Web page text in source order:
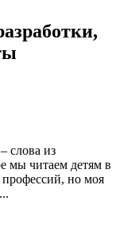
слова из
мы читаем детям в
профессий, но моя